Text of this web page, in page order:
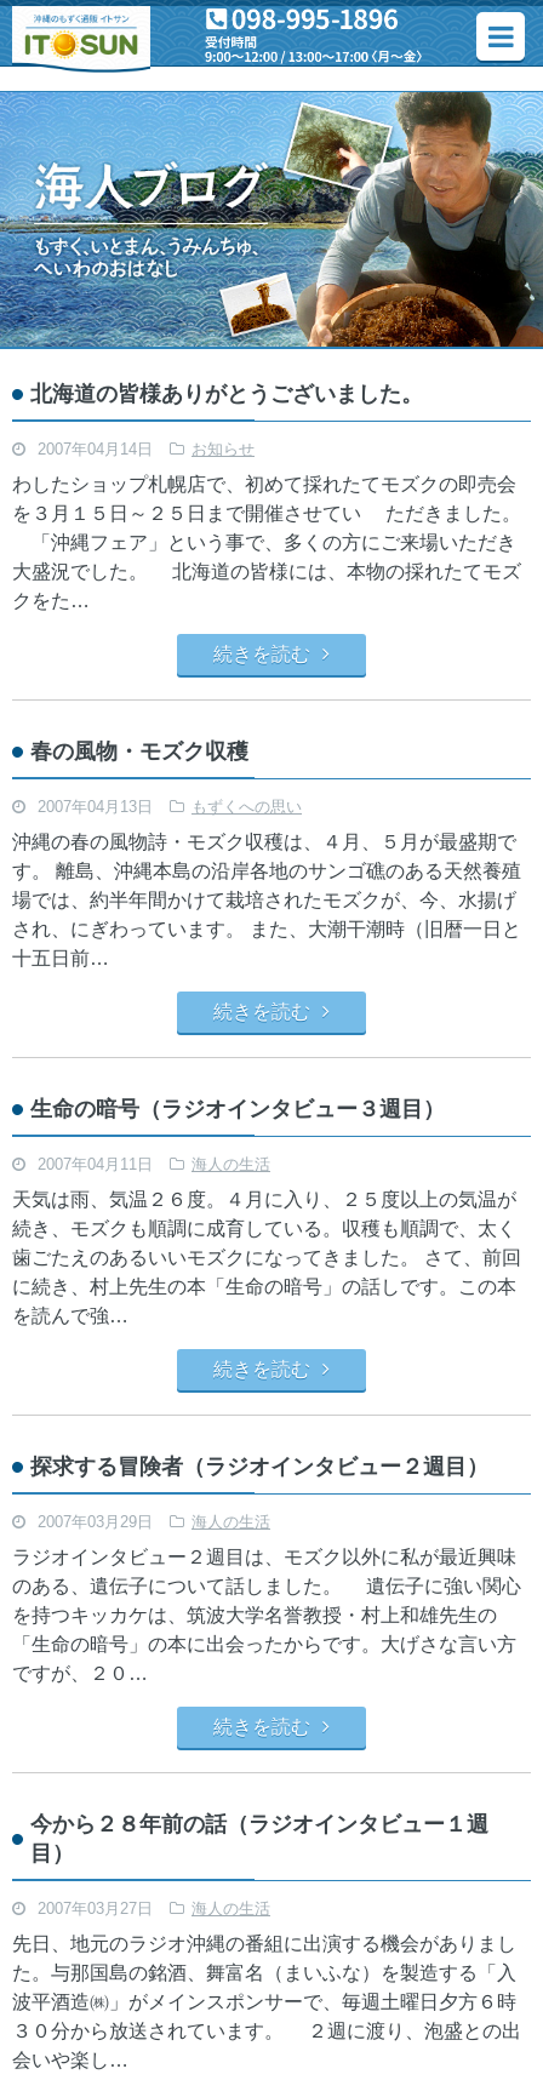
北海道の皆様ありがとうございました。
2007年04月14日 お知らせ
わしたショップ札幌店で、初めて採れたてモズクの即売会
を３月１５日～２５日まで開催させてい ただきました。
「沖縄フェア」という事で、多くの方にご来場いただき
大盛況でした。 北海道の皆様には、本物の採れたてモズ
クをた…
続きを読む
春の風物・モズク収穫
2007年04月13日 もずくへの思い
沖縄の春の風物詩・モズク収穫は、４月、５月が最盛期で
す。 離島、沖縄本島の沿岸各地のサンゴ礁のある天然養殖
場では、約半年間かけて栽培されたモズクが、今、水揚げ
され、にぎわっています。 また、大潮干潮時（旧暦一日と
十五日前…
続きを読む
生命の暗号（ラジオインタビュー３週目）
2007年04月11日 海人の生活
天気は雨、気温２６度。４月に入り、２５度以上の気温が
続き、モズクも順調に成育している。収穫も順調で、太く
歯ごたえのあるいいモズクになってきました。 さて、前回
に続き、村上先生の本「生命の暗号」の話しです。この本
を読んで強…
続きを読む
探求する冒険者（ラジオインタビュー２週目）
2007年03月29日 海人の生活
ラジオインタビュー２週目は、モズク以外に私が最近興味
のある、遺伝子について話しました。 遺伝子に強い関心
を持つキッカケは、筑波大学名誉教授・村上和雄先生の
「生命の暗号」の本に出会ったからです。大げさな言い方
ですが、２０…
続きを読む
今から２８年前の話（ラジオインタビュー１週
目）
2007年03月27日 海人の生活
先日、地元のラジオ沖縄の番組に出演する機会がありまし
た。与那国島の銘酒、舞富名（まいふな）を製造する「入
波平酒造㈱」がメインスポンサーで、毎週土曜日夕方６時
３０分から放送されています。 ２週に渡り、泡盛との出
会いや楽し…